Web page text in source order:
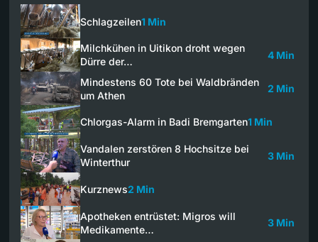
Schlagzeilen1 Min
Milchkühen in Uitikon droht wegen
Dürre der…
4 Min
Mindestens 60 Tote bei Waldbränden
um Athen
2 Min
Chlorgas-Alarm in Badi Bremgarten1 Min
Vandalen zerstören 8 Hochsitze bei
Winterthur
3 Min
Kurznews2 Min
Apotheken entrüstet: Migros will
Medikamente…
3 Min